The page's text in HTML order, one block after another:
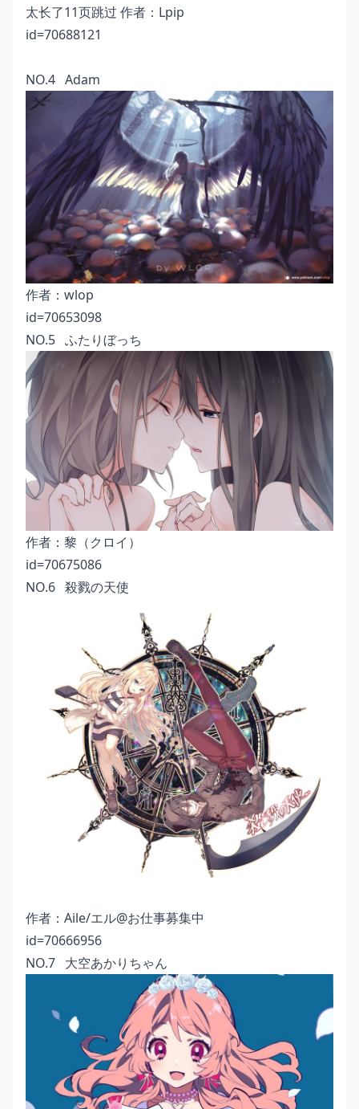
太长了11页跳过 作者： Lpip
id=70688121
NO.4 Adam
作者： wlop
id=70653098
NO.5 ふたりぼっち
作者： 黎（クロイ）
id=70675086
NO.6 殺戮の天使
作者： Aile/エル@お仕事募集中
id=70666956
NO.7 大空あかりちゃん